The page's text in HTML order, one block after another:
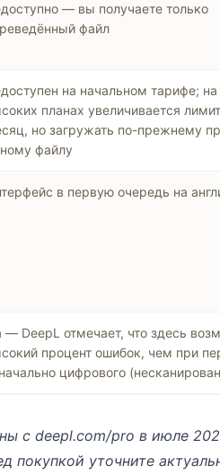
— вы получаете только
файл
на начальном тарифе; на
планах увеличивается
но загружать по-прежнему
файлу
в первую очередь на
— DeepL отмечает, что здесь
процент ошибок, чем при
цифрового
с deepl.com/pro в июле
покупкой уточните